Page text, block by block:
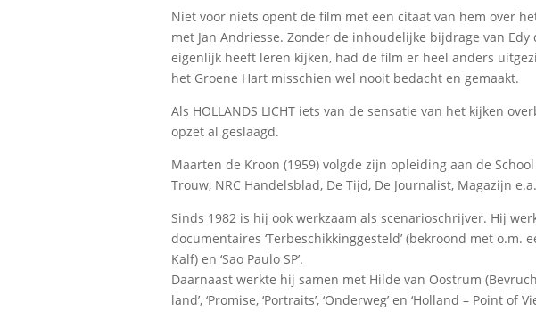
Niet voor niets opent de film met een citaat van hem over
met Jan Andriesse. Zonder de inhoudelijke bijdrage van
eigenlijk heeft leren kijken, had de film er heel anders
het Groene Hart misschien wel nooit bedacht en gemaakt.
Als HOLLANDS LICHT iets van de sensatie van het kijken
opzet al geslaagd.
Maarten de Kroon (1959) volgde zijn opleiding aan de
Trouw, NRC Handelsblad, De Tijd, De Journalist, Magazijn
Sinds 1982 is hij ook werkzaam als scenarioschrijver. Hij
documentaires ‘Terbeschikkinggesteld’ (bekroond met o.m.
Kalf) en ‘Sao Paulo SP’.
Daarnaast werkte hij samen met Hilde van Oostrum
land’, ‘Promise, ‘Portraits’, ‘Onderweg’ en ‘Holland – Point of